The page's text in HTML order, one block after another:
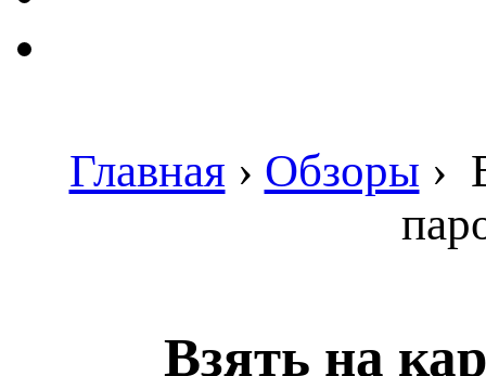
Главная › Обзоры ›
Взять на